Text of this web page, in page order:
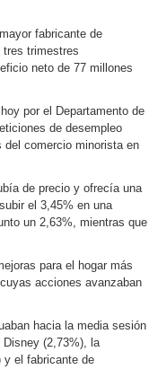
fabricante de
tres trimestres
neto de 77 millones
por el Departamento de
de desempleo
comercio minorista en
de precio y ofrecía una
el 3,45% en una
un 2,63%, mientras que
para el hogar más
acciones avanzaban
hacia la media sesión
(2,73%), la
y el fabricante de